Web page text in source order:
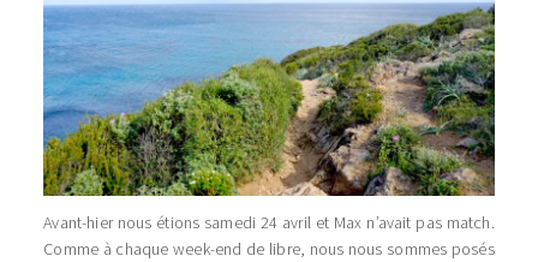
Avant-hier nous étions samedi 24 avril et Max n’avait pas match.
Comme à chaque week-end de libre, nous nous sommes posés